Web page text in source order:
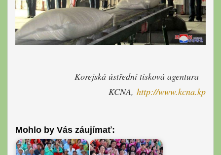
Korejská ústřední tisková agentura –
KCNA, http://www.kcna.kp
Mohlo by Vás záujímať: